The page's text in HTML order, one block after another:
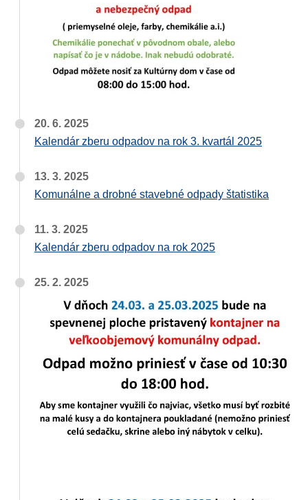
20. 6. 2025
Kalendár zberu odpadov na rok 3. kvartál 2025
13. 3. 2025
Komunálne a drobné stavebné odpady štatistika
11. 3. 2025
Kalendár zberu odpadov na rok 2025
25. 2. 2025